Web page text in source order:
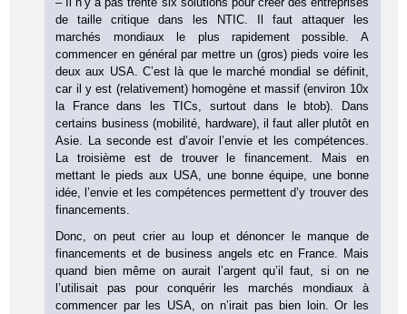
de taille critique dans les NTIC. Il faut attaquer les
marchés mondiaux le plus rapidement possible. A
commencer en général par mettre un (gros) pieds voire les
deux aux USA. C’est là que le marché mondial se définit,
car il y est (relativement) homogène et massif (environ 10x
la France dans les TICs, surtout dans le btob). Dans
certains business (mobilité, hardware), il faut aller plutôt en
Asie. La seconde est d’avoir l’envie et les compétences.
La troisième est de trouver le financement. Mais en
mettant le pieds aux USA, une bonne équipe, une bonne
idée, l’envie et les compétences permettent d’y trouver des
financements.
Donc, on peut crier au loup et dénoncer le manque de
financements et de business angels etc en France. Mais
quand bien même on aurait l’argent qu’il faut, si on ne
l’utilisait pas pour conquérir les marchés mondiaux à
commencer par les USA, on n’irait pas bien loin. Or les